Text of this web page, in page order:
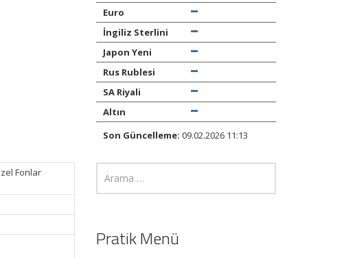
Fonlar
Euro
İngiliz Sterlini
Japon Yeni
Rus Rublesi
SA Riyali
Altın
Son Güncelleme: 09.02.2026 11:13
Pratik Menü